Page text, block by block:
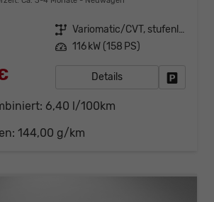
Getriebe
Variomatic/CVT, stufenlos
Leistung 116 kW (158 PS)
Details
6,40 l/100km
144,00 g/km